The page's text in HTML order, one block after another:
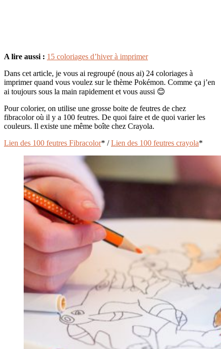
A lire aussi : 15 coloriages d’hiver à imprimer
Dans cet article, je vous ai regroupé (nous ai) 24 coloriages à
imprimer quand vous voulez sur le thème Pokémon. Comme ça j’en
ai toujours sous la main rapidement et vous aussi 😊
Pour colorier, on utilise une grosse boite de feutres de chez
fibracolor où il y a 100 feutres. De quoi faire et de quoi varier les
couleurs. Il existe une même boîte chez Crayola.
Lien des 100 feutres Fibracolor* /Lien des 100 feutres crayola*